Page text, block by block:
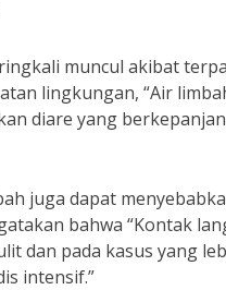
muncul akibat
lingkungan, “Air
diare yang
juga dapat
bahwa “Kontak
dan pada kasus yang
intensif.”